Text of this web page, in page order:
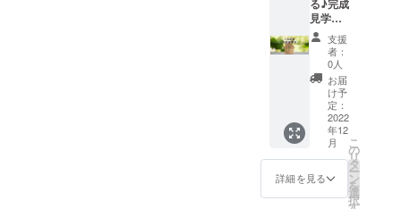
これらの組
みを通し
て、木の
町・ときが
わ町がもっ
と元気で楽
しい町に
なって、持
続可能な森
見学
会 参
加権 こ
れから
移住を
検討さ
れる
方、既
に移住
された
方、空
き家活
用に関
心があ
支援
者：
0人
お届
け予
定：
2022
年12
月
詳細を見る
こ
の
リ
タ
ー
ン
を
選
択